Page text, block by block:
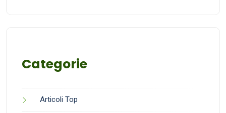
Categorie
Articoli Top